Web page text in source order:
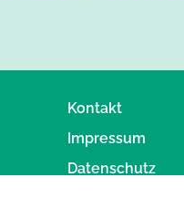
Kontakt
Impressum
Datenschutz